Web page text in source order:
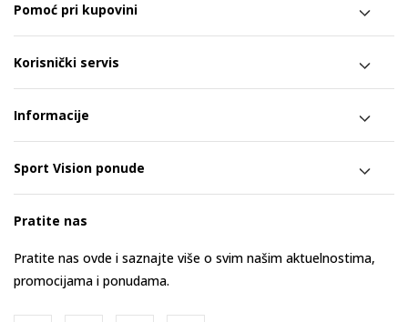
Pomoć pri kupovini
Korisnički servis
Informacije
Sport Vision ponude
Pratite nas
Pratite nas ovde i saznajte više o svim našim aktuelnostima,
promocijama i ponudama.